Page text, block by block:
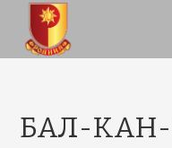
БАЛ-КАН-